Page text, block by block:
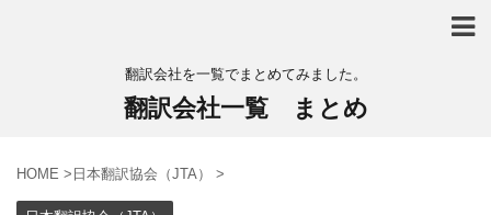
翻訳会社を一覧でまとめてみました。
翻訳会社一覧 まとめ
HOME > 日本翻訳協会（JTA） >